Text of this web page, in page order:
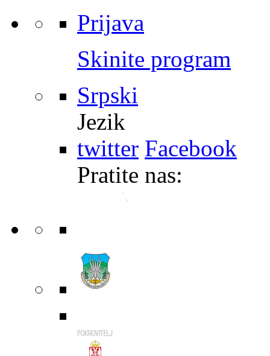
Prijava
Skinite program
Srpski
Jezik
twitter Facebook
Pratite nas: